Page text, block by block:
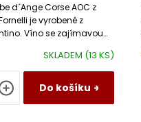
SKLADEM (13 KS)
Do košíku
d´Ange Corse AOC z
je vyrobené z
Víno se zajímavou